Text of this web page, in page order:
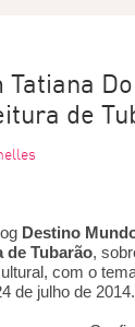
Tatiana
de
Destino
Tubarão,
com o
de julho de 2014.